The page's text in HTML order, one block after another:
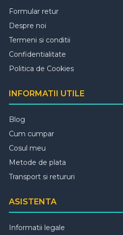
Formular retur
Despre noi
Termeni si conditii
Confidentialitate
Politica de Cookies
INFORMATII UTILE
Blog
Cum cumpar
Cosul meu
Metode de plata
Transport si retururi
ASISTENTA
Informatii legale